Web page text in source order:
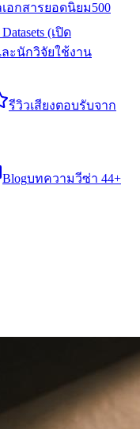
อกสารยอดนิยม500
(เปิด
ละนักวิจัยใช้งาน
รีวิวเสียงตอบรับจาก
Blogบทความวีซ่า 44+